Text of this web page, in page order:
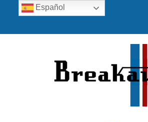
Español